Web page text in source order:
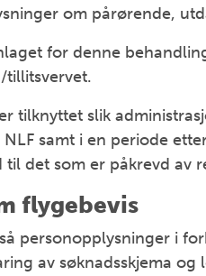
om pårørende,
for denne
tillitsvervet.
tilknyttet slik
samt i en periode
det som er påkrevd av
flygebevis
personopplysninger i
av søknadsskjema